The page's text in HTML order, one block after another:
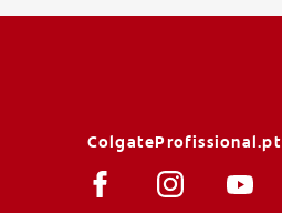
ColgateProfissional.pt